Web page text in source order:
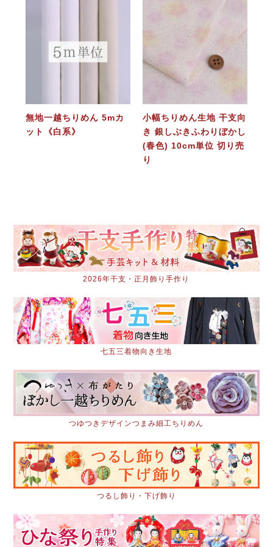
無地一越ちりめん 5mカ
ット《白系》
小幅ちりめん生地 干支向
き 銀しぶきふわりぼかし
(春色) 10cm単位 切り売
り
2026年干支・正月飾り手作り
七五三着物向き生地
つゆつきデザインつまみ細工ちりめん
つるし飾り・下げ飾り